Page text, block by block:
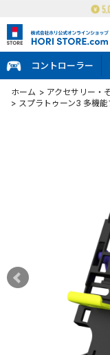
コントローラー
ホーム > アクセサリー・
> スプラトゥーン3 多機